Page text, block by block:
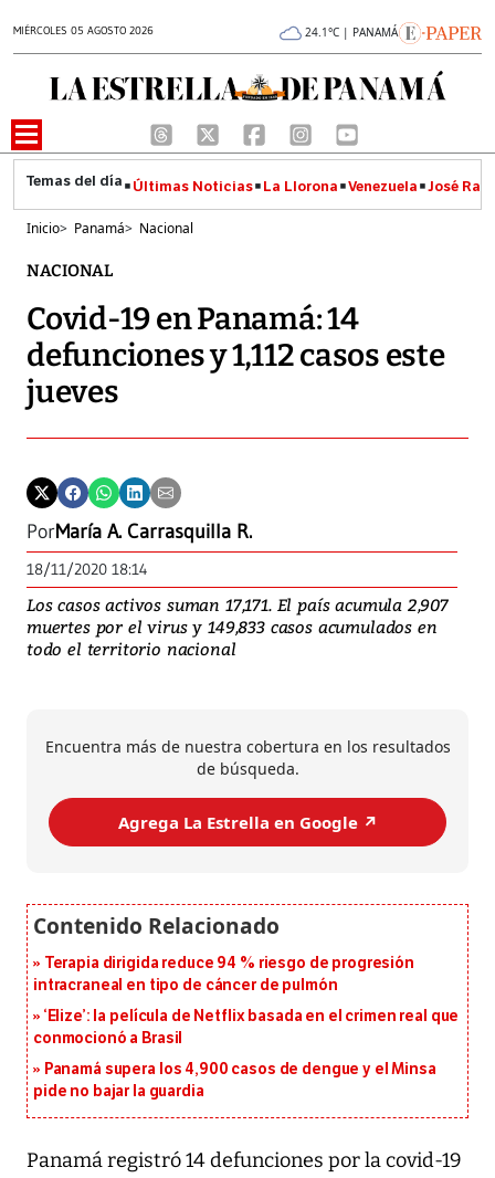
MIÉRCOLES 05 AGOSTO 2026 24.1°C | PANAMÁ
Últimas Noticias La Llorona Venezuela José
Inicio> Panamá> Nacional
NACIONAL
Covid-19 en Panamá: 14
defunciones y 1,112 casos este
jueves
PorMaría A. Carrasquilla R.
18/11/2020 18:14
Los casos activos suman 17,171. El país acumula 2,907
muertes por el virus y 149,833 casos acumulados en
todo el territorio nacional
Encuentra más de nuestra cobertura en los resultados
de búsqueda.
Agrega La Estrella en Google ↗️
Terapia dirigida reduce 94 % riesgo de progresión
intracraneal en tipo de cáncer de pulmón
‘Elize’: la película de Netflix basada en el crimen real que
conmocionó a Brasil
Panamá supera los 4,900 casos de dengue y el Minsa
pide no bajar la guardia
Panamá registró 14 defunciones por la covid-19